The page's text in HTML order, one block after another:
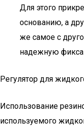
Для этого
основанию, а
же самое с
надежную
Регулятор для
Использование
используемого